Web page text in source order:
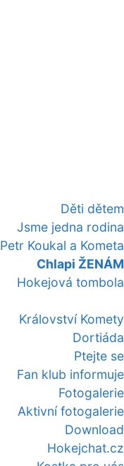
Děti dětem
Jsme jedna rodina
Petr Koukal a Kometa
Chlapi ŽENÁM
Hokejová tombola
Království Komety
Dortiáda
Ptejte se
Fan klub informuje
Fotogalerie
Aktivní fotogalerie
Download
Hokejchat.cz